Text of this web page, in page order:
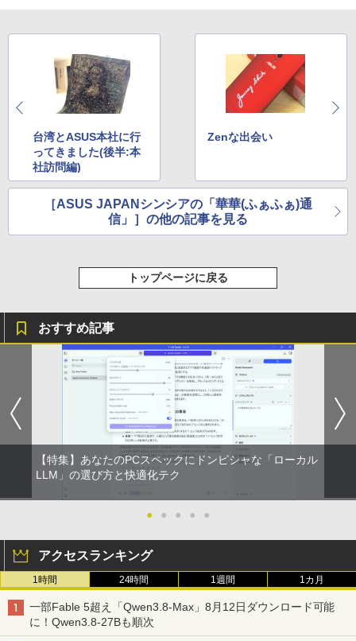
乙女ゲー世界はモブに厳しい世界です
【共和国編】 02 【電子書籍】[ 三
￥924
学/WEB会議(ホワイト)
￥1,964
Xiaomi シャオミ REDMI Buds 8 Lite ワイヤ
レスイヤホン Bluetooth 5.4 ノイズキャンセ
リング ANC 36時間再生
￥2,980
BUGS LIFE
￥250
コカ・コーラ やかんの麦茶 from 爽健美茶 ラ
ベルレス 650mlPET×24本
￥2,009
スーパーの裏でヤニ吸うふたり 9巻 (デジタル
版ビッグガンガンコミックス)
台湾とASUS本社に行
ってきました(後半:本
社訪問編)
Zenな出会い
［ASUS JAPANシンシアの「華華(ふぁふぁ)通
信」］の他の記事を見る
トップページに戻る
おすすめ記事
【特集】あなたのPCスペックにドンピシャな「ローカル
LLM」の選び方と快適化テク
● ● ● ● ●
アクセスランキング
1時間 24時間 1週間 1カ月
一部Fable 5超え「Qwen3.8-Max」8月12日ダウンロード可能
に！Qwen3.8-27Bも順次